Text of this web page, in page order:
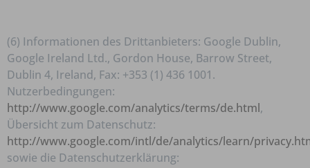
(6) Informationen des Drittanbieters: Google Dublin,
Google Ireland Ltd., Gordon House, Barrow Street,
Dublin 4, Ireland, Fax: +353 (1) 436 1001.
Nutzerbedingungen:
http://www.google.com/analytics/terms/de.html,
Übersicht zum Datenschutz:
http://www.google.com/intl/de/analytics/learn/
sowie die Datenschutzerklärung: